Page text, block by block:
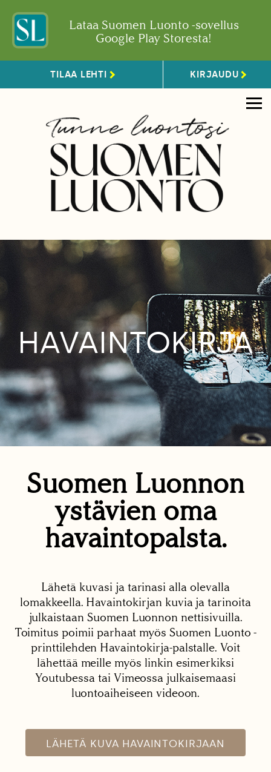
Lataa Suomen Luonto -sovellus
Google Play Storesta!
TILAA LEHTI KIRJAUDU
HAVAINTOKIRJA
Suomen Luonnon
ystävien oma
havaintopalsta.
Lähetä kuvasi ja tarinasi alla olevalla
lomakkeella. Havaintokirjan kuvia ja tarinoita
julkaistaan Suomen Luonnon nettisivuilla.
Toimitus poimii parhaat myös Suomen Luonto -
printtilehden Havaintokirja-palstalle. Voit
lähettää meille myös linkin esimerkiksi
Youtubessa tai Vimeossa julkaisemaasi
luontoaiheiseen videoon.
LÄHETÄ KUVA HAVAINTOKIRJAAN